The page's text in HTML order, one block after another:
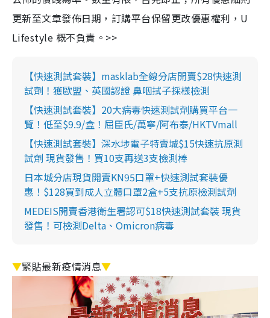
更新至文章發佈日期，訂購平台保留更改優惠權利，U
Lifestyle 概不負責。>>
【快速測試套裝】masklab全線分店開賣$28快速測
試劑！獲歐盟、英國認證 鼻咽拭子採樣檢測
【快速測試套裝】20大病毒快速測試劑購買平台一
覽！低至$9.9/盒！屈臣氏/萬寧/阿布泰/HKTVmall
【快速測試套裝】深水埗電子特賣城$15快速抗原測
試劑 現貨發售！買10支再送3支檢測棒
日本城分店現貨開賣KN95口罩+快速測試套裝優
惠！$128買到成人立體口罩2盒+5支抗原檢測試劑
MEDEIS開賣香港衛生署認可$18快速測試套裝 現貨
發售！可檢測Delta、Omicron病毒
▼緊貼最新疫情消息▼